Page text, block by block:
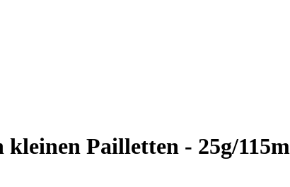
Pailletten - 25g/115m